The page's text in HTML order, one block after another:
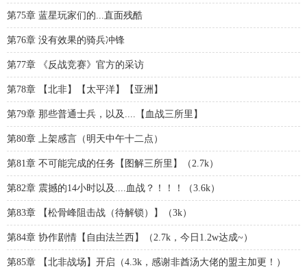
第75章 蓝星玩家们的...直面残酷
第76章 没有效果的骑兵冲锋
第77章 《反战竞赛》官方的采访
第78章 【北非】【太平洋】【亚洲】
第79章 那些普通士兵，以及....【血战三所里】
第80章 上架感言（明天中午十二点）
第81章 不可能完成的任务【图解三所里】（2.7k）
第82章 震撼的14小时以及....血战？！！！（3.6k）
第83章 【松骨峰阻击战（待解锁）】（3k）
第84章 协作剧情【自由法兰西】（2.7k，今日1.2w达成~）
第85章 【北非战场】开启（4.3k，感谢非酋汤大佬的盟主加更！）